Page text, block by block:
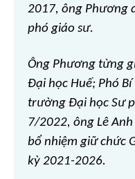
2017, ông Phương
phó giáo sư.
Ông Phương từng
Đại học Huế; Phó
trường Đại học Sư
7/2022, ông Lê
bổ nhiệm giữ chức
kỳ 2021-2026.